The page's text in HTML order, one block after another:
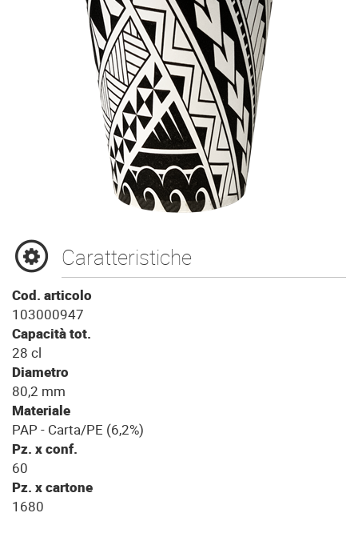
Caratteristiche
Cod. articolo
103000947
Capacità tot.
28 cl
Diametro
80,2 mm
Materiale
PAP - Carta/PE (6,2%)
Pz. x conf.
60
Pz. x cartone
1680